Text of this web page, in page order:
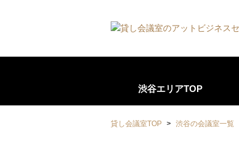
渋谷エリアTOP
貸し会議室TOP > 渋谷の会議室一覧